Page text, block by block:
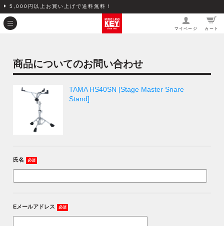
5,000円以上お買い上げで送料無料！
マイページ カート
商品についてのお問い合わせ
TAMA HS40SN [Stage Master Snare
Stand]
氏名 必須
Eメールアドレス 必須